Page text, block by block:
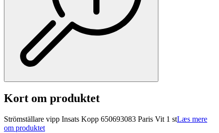
Kort om produktet
Strömställare vipp Insats Kopp 650693083 Paris Vit 1 stLæs mere
om produktet